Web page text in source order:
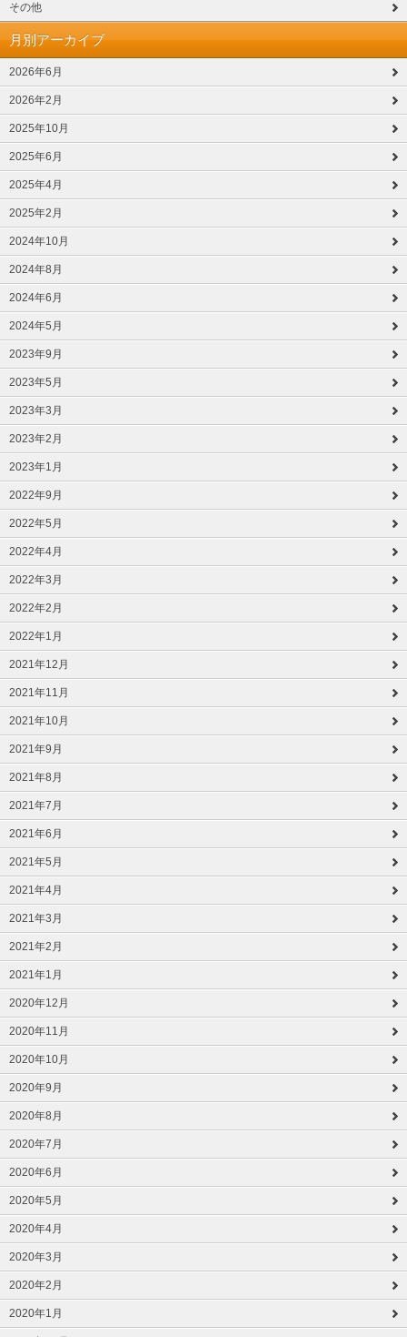
その他
月別アーカイブ
2026年6月
2026年2月
2025年10月
2025年6月
2025年4月
2025年2月
2024年10月
2024年8月
2024年6月
2024年5月
2023年9月
2023年5月
2023年3月
2023年2月
2023年1月
2022年9月
2022年5月
2022年4月
2022年3月
2022年2月
2022年1月
2021年12月
2021年11月
2021年10月
2021年9月
2021年8月
2021年7月
2021年6月
2021年5月
2021年4月
2021年3月
2021年2月
2021年1月
2020年12月
2020年11月
2020年10月
2020年9月
2020年8月
2020年7月
2020年6月
2020年5月
2020年4月
2020年3月
2020年2月
2020年1月